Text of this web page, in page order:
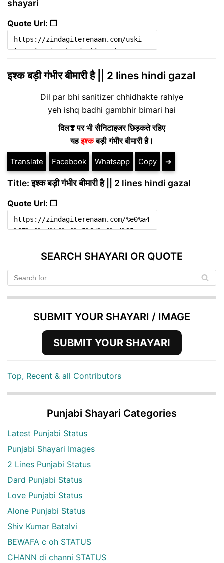
shayari
Quote Url: ❐
इश्क बड़ी गंभीर बीमारी है || 2 lines hindi gazal
Dil par bhi sanitizer chhidhakte rahiye
yeh ishq badhi gambhir bimari hai
दिल❣️ पर भी सैनिटाइजर छिड़कते रहिए
यहइश्कबड़ी गंभीर बीमारी है।
Translate Facebook Whatsapp Copy ➔
Title: इश्क बड़ी गंभीर बीमारी है || 2 lines hindi gazal
Quote Url: ❐
SEARCH SHAYARI OR QUOTE
SUBMIT YOUR SHAYARI / IMAGE
SUBMIT YOUR SHAYARI
Top, Recent & all Contributors
Punjabi Shayari Categories
Latest Punjabi Status
Punjabi Shayari Images
2 Lines Punjabi Status
Dard Punjabi Status
Love Punjabi Status
Alone Punjabi Status
Shiv Kumar Batalvi
BEWAFA c oh STATUS
CHANN di channi STATUS